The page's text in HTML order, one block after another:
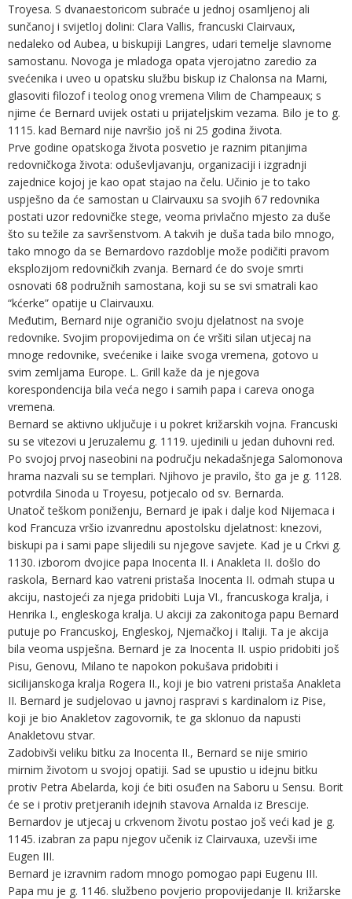
Troyesa. S dvanaestoricom subraće u jednoj osamljenoj ali
sunčanoj i svijetloj dolini: Clara Vallis, francuski Clairvaux,
nedaleko od Aubea, u biskupiji Langres, udari temelje slavnome
samostanu. Novoga je mladoga opata vjerojatno zaredio za
svećenika i uveo u opatsku službu biskup iz Chalonsa na Marni,
glasoviti filozof i teolog onog vremena Vilim de Champeaux; s
njime će Bernard uvijek ostati u prijateljskim vezama. Bilo je to g.
1115. kad Bernard nije navršio još ni 25 godina života.
Prve godine opatskoga života posvetio je raznim pitanjima
redovničkoga života: oduševljavanju, organizaciji i izgradnji
zajednice kojoj je kao opat stajao na čelu. Učinio je to tako
uspješno da će samostan u Clairvauxu sa svojih 67 redovnika
postati uzor redovničke stege, veoma privlačno mjesto za duše
što su težile za savršenstvom. A takvih je duša tada bilo mnogo,
tako mnogo da se Bernardovo razdoblje može podičiti pravom
eksplozijom redovničkih zvanja. Bernard će do svoje smrti
osnovati 68 podružnih samostana, koji su se svi smatrali kao
“kćerke” opatije u Clairvauxu.
Međutim, Bernard nije ograničio svoju djelatnost na svoje
redovnike. Svojim propovijedima on će vršiti silan utjecaj na
mnoge redovnike, svećenike i laike svoga vremena, gotovo u
svim zemljama Europe. L. Grill kaže da je njegova
korespondencija bila veća nego i samih papa i careva onoga
vremena.
Bernard se aktivno uključuje i u pokret križarskih vojna. Francuski
su se vitezovi u Jeruzalemu g. 1119. ujedinili u jedan duhovni red.
Po svojoj prvoj naseobini na području nekadašnjega Salomonova
hrama nazvali su se templari. Njihovo je pravilo, što ga je g. 1128.
potvrdila Sinoda u Troyesu, potjecalo od sv. Bernarda.
Unatoč teškom poniženju, Bernard je ipak i dalje kod Nijemaca i
kod Francuza vršio izvanrednu apostolsku djelatnost: knezovi,
biskupi pa i sami pape slijedili su njegove savjete. Kad je u Crkvi g.
1130. izborom dvojice papa Inocenta II. i Anakleta II. došlo do
raskola, Bernard kao vatreni pristaša Inocenta II. odmah stupa u
akciju, nastojeći za njega pridobiti Luja VI., francuskoga kralja, i
Henrika I., engleskoga kralja. U akciji za zakonitoga papu Bernard
putuje po Francuskoj, Engleskoj, Njemačkoj i Italiji. Ta je akcija
bila veoma uspješna. Bernard je za Inocenta II. uspio pridobiti još
Pisu, Genovu, Milano te napokon pokušava pridobiti i
sicilijanskoga kralja Rogera II., koji je bio vatreni pristaša Anakleta
II. Bernard je sudjelovao u javnoj raspravi s kardinalom iz Pise,
koji je bio Anakletov zagovornik, te ga sklonuo da napusti
Anakletovu stvar.
Zadobivši veliku bitku za Inocenta II., Bernard se nije smirio
mirnim životom u svojoj opatiji. Sad se upustio u idejnu bitku
protiv Petra Abelarda, koji će biti osuđen na Saboru u Sensu. Borit
će se i protiv pretjeranih idejnih stavova Arnalda iz Brescije.
Bernardov je utjecaj u crkvenom životu postao još veći kad je g.
1145. izabran za papu njegov učenik iz Clairvauxa, uzevši ime
Eugen III.
Bernard je izravnim radom mnogo pomogao papi Eugenu III.
Papa mu je g. 1146. službeno povjerio propovijedanje II. križarske